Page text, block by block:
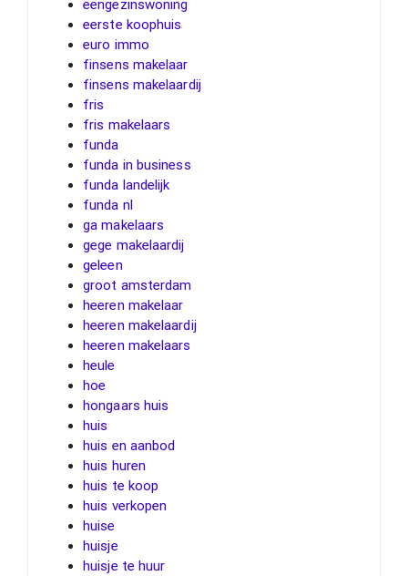
eengezinswoning
eerste koophuis
euro immo
finsens makelaar
finsens makelaardij
fris
fris makelaars
funda
funda in business
funda landelijk
funda nl
ga makelaars
gege makelaardij
geleen
groot amsterdam
heeren makelaar
heeren makelaardij
heeren makelaars
heule
hoe
hongaars huis
huis
huis en aanbod
huis huren
huis te koop
huis verkopen
huise
huisje
huisje te huur